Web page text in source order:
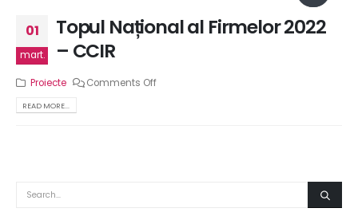
01
mart.
Topul Național al Firmelor 2022
– CCIR
Proiecte Comments Off
READ MORE...